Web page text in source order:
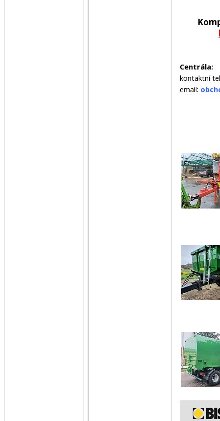
Centrála:
kontaktní
email: